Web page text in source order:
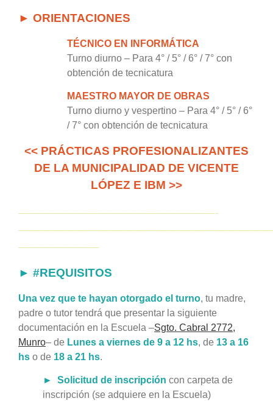
► ORIENTACIONES
TÉCNICO EN INFORMÁTICA
Turno diurno – Para 4° / 5° / 6° / 7° con
obtención de tecnicatura
MAESTRO MAYOR DE OBRAS
Turno diurno y vespertino – Para 4° / 5° / 6°
/ 7° con obtención de tecnicatura
<< PRÁCTICAS PROFESIONALIZANTES
DE LA MUNICIPALIDAD DE VICENTE
LÓPEZ E IBM >>
—————————————————-
———————
► #REQUISITOS
Una vez que te hayan otorgado el turno, tu madre,
padre o tutor tendrá que presentar la siguiente
documentación en la Escuela –Sgto. Cabral 2772,
Munro– de Lunes a viernes de 9 a 12 hs, de 13 a 16
hs o de 18 a 21 hs.
► Solicitud de inscripción con carpeta de
inscripción (se adquiere en la Escuela)